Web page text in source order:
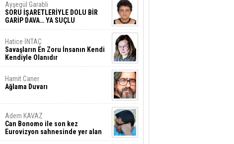
Ayşegül Garabli
SORU İŞARETLERİYLE DOLU BİR
GARİP DAVA… YA SUÇLU
DEĞİLSE???
Hatice İNTAÇ
Savaşların En Zoru İnsanın Kendi
Kendiyle Olanıdır
Hamit Caner
Ağlama Duvarı
Adem KAVAZ
Can Bonomo ile son kez
Eurovizyon sahnesinde yer alan
Türkiye 10 yıl aradan sonra